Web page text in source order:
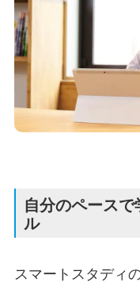
自分のペース
ル
スマートスタディ